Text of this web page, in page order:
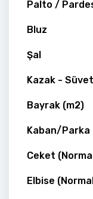
Palto /
Bluz
Şal
Kazak -
Bayrak (m2)
Kaban/Parka
Ceket
Elbise